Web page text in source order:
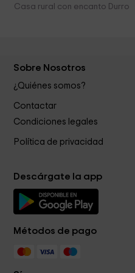
Casa rural con encanto Durro
Sobre Nosotros
¿Quiénes somos?
Contactar
Condiciones legales
Política de privacidad
Descárgate la app
Métodos de pago